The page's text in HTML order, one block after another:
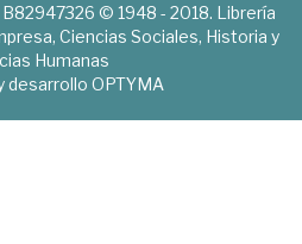
© 1948 - 2018. Librería
Ciencias Sociales, Historia y
Humanas
desarrollo OPTYMA